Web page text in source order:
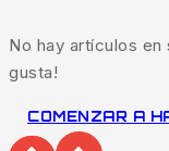
No hay artículos
gusta!
COMENZAR A